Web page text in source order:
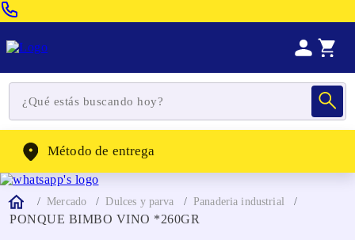
WhatsApp: (302) 262-4104
Método de entrega
Mercado Dulces y parva Panaderia industrial
PONQUE BIMBO VINO *260GR